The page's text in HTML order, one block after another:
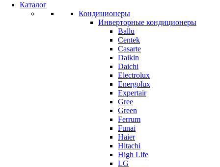
Каталог
Кондиционеры
Инверторные кондиционеры
Ballu
Centek
Casarte
Daikin
Daichi
Electrolux
Energolux
Expertair
Gree
Green
Ferrum
Funai
Haier
Hitachi
High Life
LG